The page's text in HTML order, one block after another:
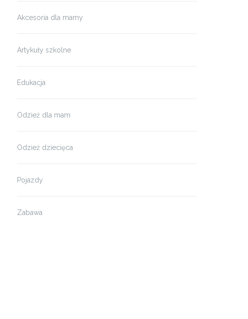
Akcesoria dla mamy
Artykuły szkolne
Edukacja
Odzież dla mam
Odzież dziecięca
Pojazdy
Zabawa